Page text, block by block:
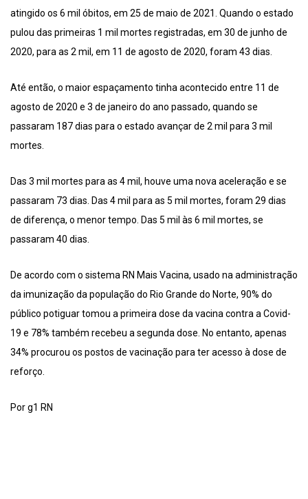
atingido os 6 mil óbitos, em 25 de maio de 2021. Quando o estado
pulou das primeiras 1 mil mortes registradas, em 30 de junho de
2020, para as 2 mil, em 11 de agosto de 2020, foram 43 dias.
Até então, o maior espaçamento tinha acontecido entre 11 de
agosto de 2020 e 3 de janeiro do ano passado, quando se
passaram 187 dias para o estado avançar de 2 mil para 3 mil
mortes.
Das 3 mil mortes para as 4 mil, houve uma nova aceleração e se
passaram 73 dias. Das 4 mil para as 5 mil mortes, foram 29 dias
de diferença, o menor tempo. Das 5 mil às 6 mil mortes, se
passaram 40 dias.
De acordo com o sistema RN Mais Vacina, usado na administração
da imunização da população do Rio Grande do Norte, 90% do
público potiguar tomou a primeira dose da vacina contra a Covid-
19 e 78% também recebeu a segunda dose. No entanto, apenas
34% procurou os postos de vacinação para ter acesso à dose de
reforço.
Por g1 RN